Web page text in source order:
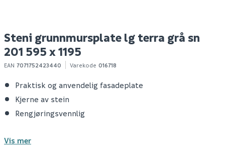
Steni grunnmursplate lg terra grå sn
201 595 x 1195
EAN 7071752423440 Varekode 016718
Praktisk og anvendelig fasadeplate
Kjerne av stein
Rengjøringsvennlig
Vis mer